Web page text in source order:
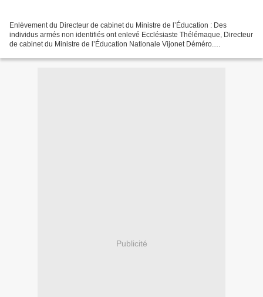
Enlèvement du Directeur de cabinet du Ministre de l’Éducation : Des
individus armés non identifiés ont enlevé Ecclésiaste Thélémaque, Directeur
de cabinet du Ministre de l’Éducation Nationale Vijonet Déméro.
Publicité